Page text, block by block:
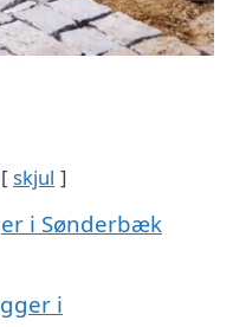
skjul
i Sønderbæk
i